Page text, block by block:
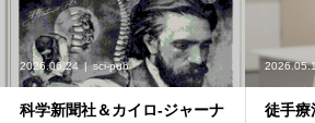
2026.06.24 sci-pub
科学新聞社＆カイロ-ジャーナ
徒手療